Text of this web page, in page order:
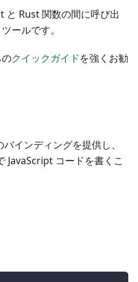
と Rust 関数の間に呼び出
ールです。
クイックガイドを強くお勧
インディングを提供し、
JavaScript コードを書くこ